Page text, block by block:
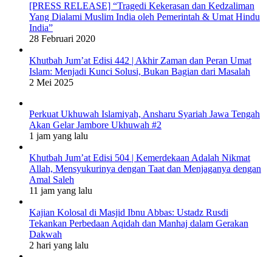
[PRESS RELEASE] “Tragedi Kekerasan dan Kedzaliman
Yang Dialami Muslim India oleh Pemerintah & Umat Hindu
India”
28 Februari 2020
Khutbah Jum’at Edisi 442 | Akhir Zaman dan Peran Umat
Islam: Menjadi Kunci Solusi, Bukan Bagian dari Masalah
2 Mei 2025
Perkuat Ukhuwah Islamiyah, Ansharu Syariah Jawa Tengah
Akan Gelar Jambore Ukhuwah #2
1 jam yang lalu
Khutbah Jum’at Edisi 504 | Kemerdekaan Adalah Nikmat
Allah, Mensyukurinya dengan Taat dan Menjaganya dengan
Amal Saleh
11 jam yang lalu
Kajian Kolosal di Masjid Ibnu Abbas: Ustadz Rusdi
Tekankan Perbedaan Aqidah dan Manhaj dalam Gerakan
Dakwah
2 hari yang lalu